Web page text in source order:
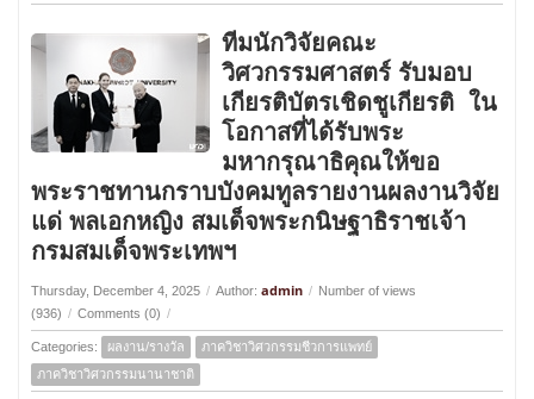
ทีมนักวิจัยคณะ
วิศวกรรมศาสตร์ รับมอบ
เกียรติบัตรเชิดชูเกียรติ ใน
โอกาสที่ได้รับพระ
มหากรุณาธิคุณให้ขอ
พระราชทานกราบบังคมทูลรายงานผลงานวิจัย
แด่ พลเอกหญิง สมเด็จพระกนิษฐาธิราชเจ้า
กรมสมเด็จพระเทพฯ
Thursday, December 4, 2025 / Author: admin / Number of views
(936) / Comments (0) /
Categories: ผลงาน/รางวัล
ภาควิชาวิศวกรรมชีวการแพทย์
ภาควิชาวิศวกรรมนานาชาติ